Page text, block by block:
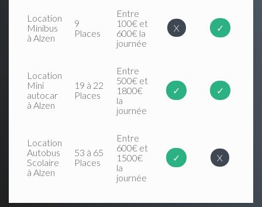
Location
Minibus
à Alzen
9
Places
Entre
100€ et
600€ la
journée
X ✓
Location
Mini
autocar
à Alzen
19 à 22
Places
Entre
500€ et
1800€
la
journée
✓ ✓
Location
Autobus
Scolaire
à Alzen
53 à 65
Places
Entre
600€ et
1500€
la
journée
✓ X